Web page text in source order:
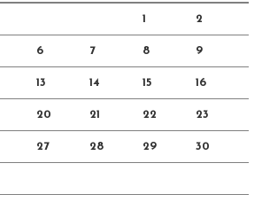
1 2
6 7 8 9
13 14 15 16
20 21 22 23
27 28 29 30